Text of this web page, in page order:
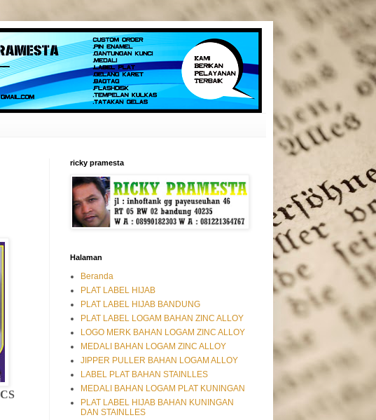
ricky pramesta
Halaman
Beranda
PLAT LABEL HIJAB
PLAT LABEL HIJAB BANDUNG
PLAT LABEL LOGAM BAHAN ZINC ALLOY
LOGO MERK BAHAN LOGAM ZINC ALLOY
MEDALI BAHAN LOGAM ZINC ALLOY
JIPPER PULLER BAHAN LOGAM ALLOY
LABEL PLAT BAHAN STAINLLES
MEDALI BAHAN LOGAM PLAT KUNINGAN
PLAT LABEL HIJAB BAHAN KUNINGAN
DAN STAINLLES